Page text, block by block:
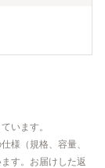
います。
様（規格、容量、
す。お届けした返